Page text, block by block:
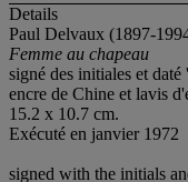
Details
Paul Delvaux (1897-
Femme au chapeau
signé des initiales et
encre de Chine et lavis
15.2 x 10.7 cm.
Exécuté en janvier 1972
signed with the initials